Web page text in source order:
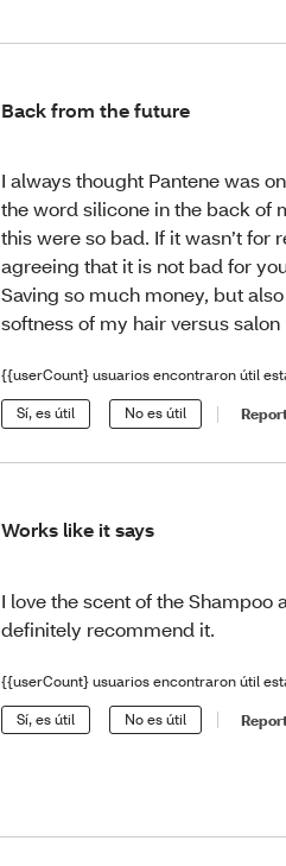
Back from the future
I always thought Pantene was
the word silicone in the back of
this were so bad. If it wasn’t
agreeing that it is not bad for
Saving so much money, but
softness of my hair versus
{{userCount} usuarios encontraron útil
Sí, es útil No es útil
Works like it says
I love the scent of the Shampoo
definitely recommend it.
{{userCount} usuarios encontraron útil
Sí, es útil No es útil